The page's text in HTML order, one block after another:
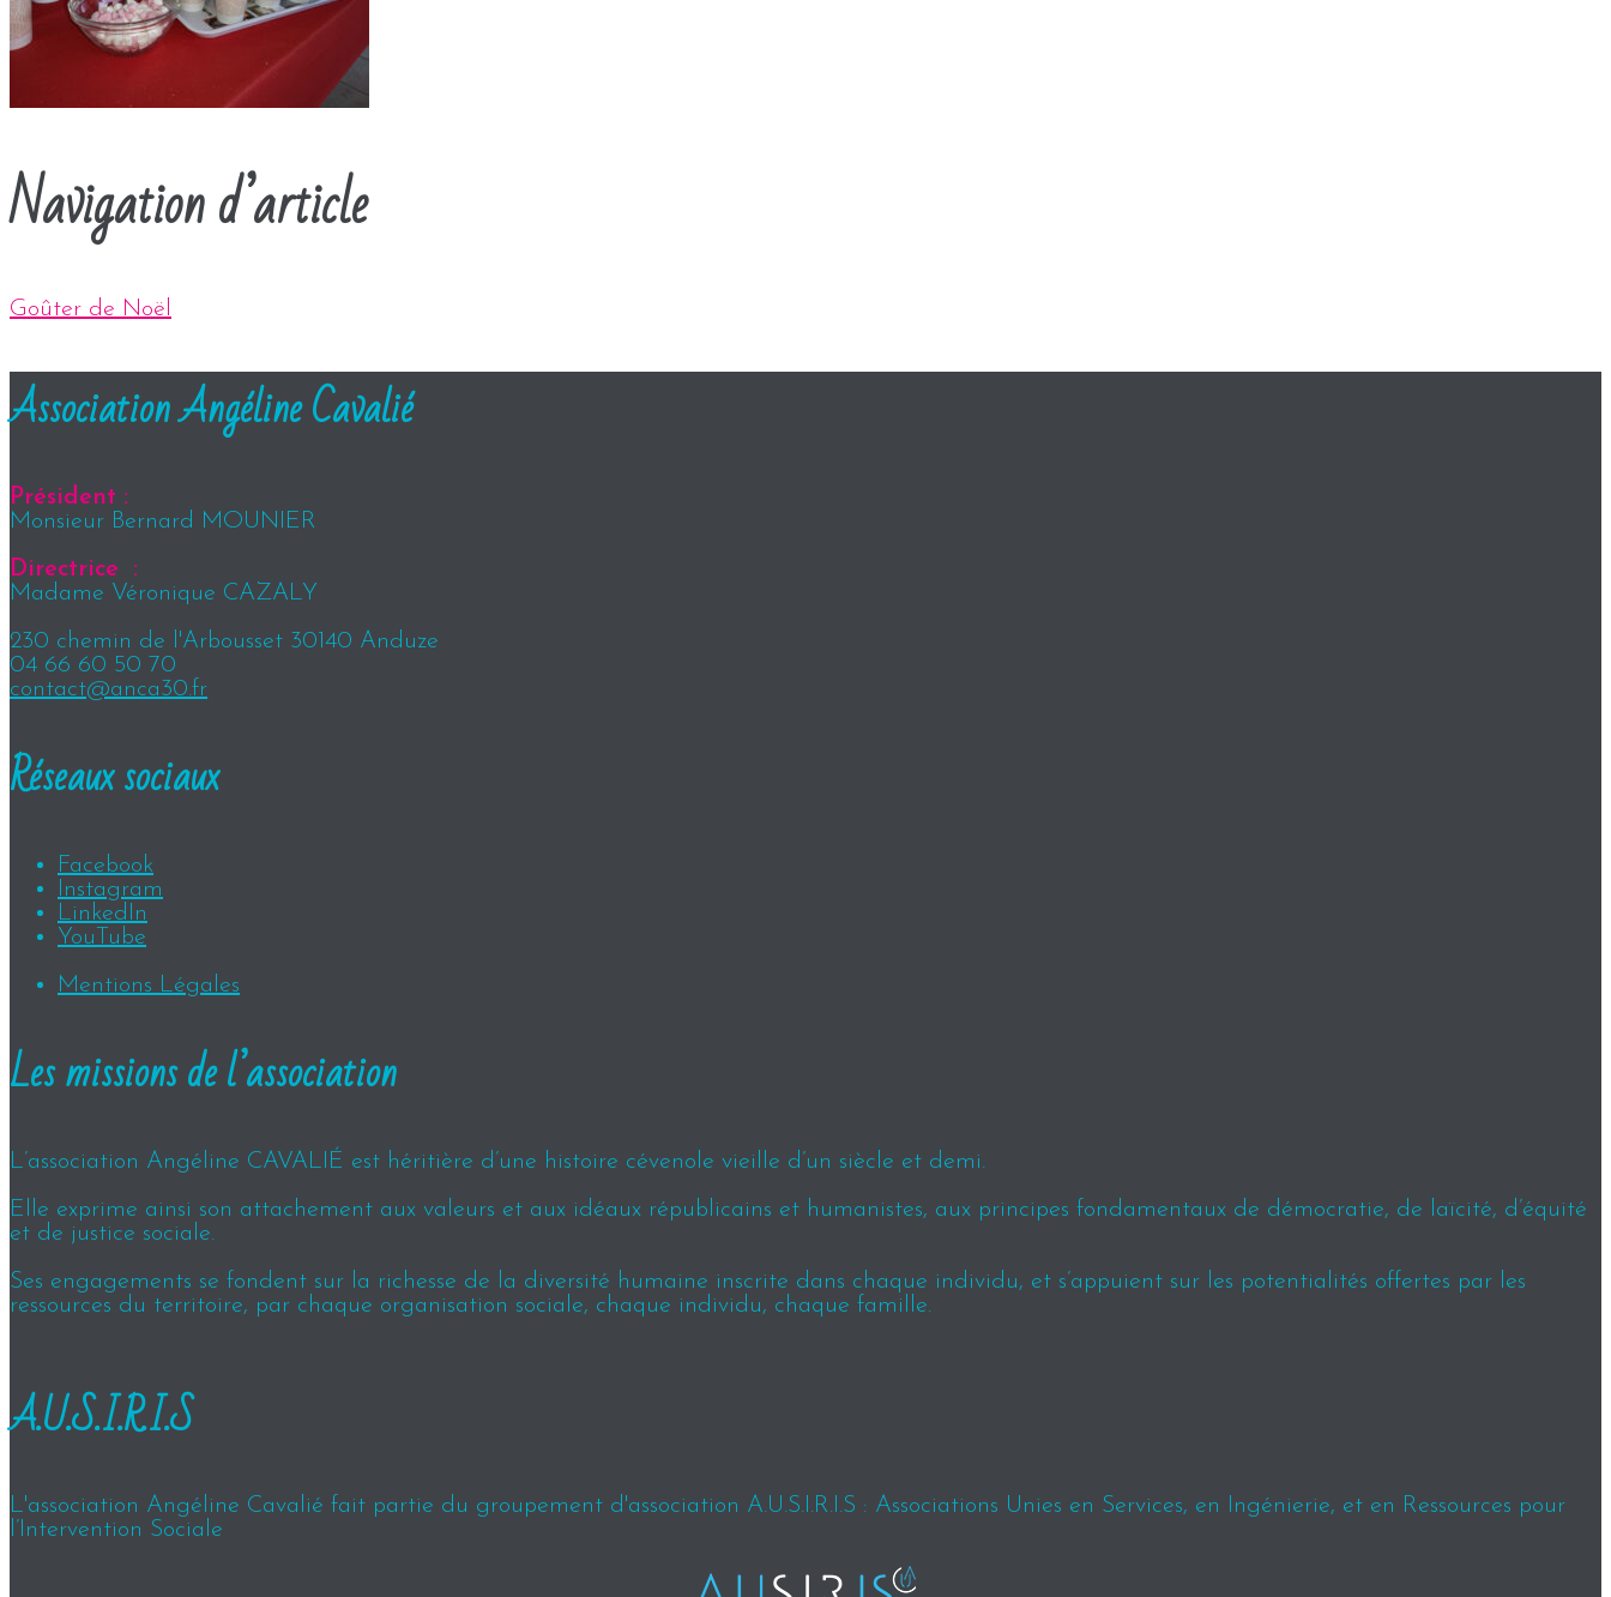
Navigation d’article
Goûter de Noël
Association Angéline Cavalié
Président :
Monsieur Bernard MOUNIER
Directrice :
Madame Véronique CAZALY
230 chemin de l'Arbousset 30140 Anduze
04 66 60 50 70
contact@anca30.fr
Réseaux sociaux
Facebook
Instagram
LinkedIn
YouTube
Mentions Légales
Les missions de l’association
L’association Angéline CAVALIÉ est héritière d’une histoire cévenole vieille d’un siècle et demi.
Elle exprime ainsi son attachement aux valeurs et aux idéaux républicains et humanistes, aux principes fondamentaux de démocratie, de laïcité, d’équité
et de justice sociale.
Ses engagements se fondent sur la richesse de la diversité humaine inscrite dans chaque individu, et s’appuient sur les potentialités offertes par les
ressources du territoire, par chaque organisation sociale, chaque individu, chaque famille.
A.U.S.I.R.I.S
L'association Angéline Cavalié fait partie du groupement d'association A.U.S.I.R.I.S : Associations Unies en Services, en Ingénierie, et en Ressources pour
l’Intervention Sociale